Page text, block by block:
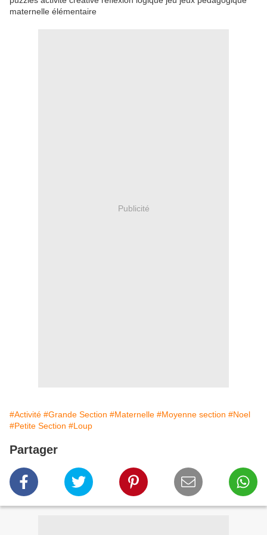
maternelle élémentaire
Publicité
#Activité #Grande Section #Maternelle #Moyenne section #Noel
#Petite Section #Loup
Partager